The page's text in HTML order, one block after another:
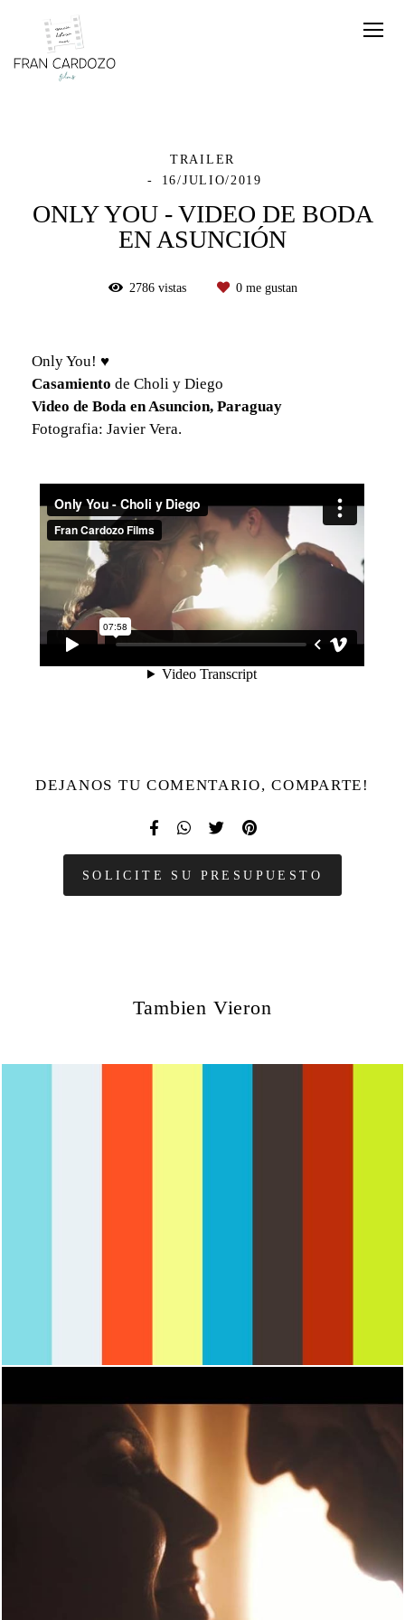
TRAILER
16/JULIO/2019
ONLY YOU - VIDEO DE BODA
EN ASUNCIÓN
2786vistas 0me gustan
Only You! ♥
Casamiento de Choli y Diego
Video de Boda en Asuncion, Paraguay
Fotografia: Javier Vera.
DEJANOS TU COMENTARIO, COMPARTE!
SOLICITE SU PRESUPUESTO
Tambien Vieron
2976